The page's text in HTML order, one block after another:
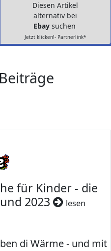
Diesen Artikel
alternativ bei
Ebay suchen
Jetzt klicken!- Partnerlink*
für Kinder - die
2023
lesen
di Wärme - und mit